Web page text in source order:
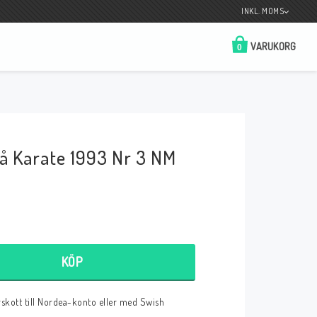
INKL. MOMS
VARUKORG
0
Betala enkelt i förskott till konto i Nordea
Karate 1993 Nr 3 NM
KÖP
till Nordea-konto eller med Swish